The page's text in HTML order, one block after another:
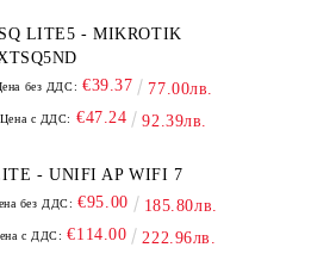
LITE5 - MIKROTIK
без ДДС: €39.37 77.00лв.
Цена с ДДС: €47.24 92.39лв.
U7 LITE - UNIFI AP WIFI 7
без ДДС: €95.00 185.80лв.
с ДДС: €114.00 222.96лв.